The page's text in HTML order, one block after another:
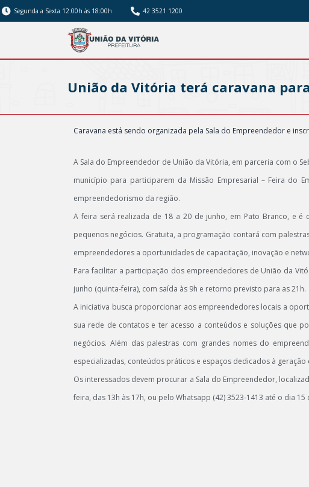
Segunda a Sexta 12:00h às 18:00h 42 3521 1200
União da Vitória terá caravana
Caravana está sendo organizada pela Sala do Empreendedor e
A Sala do Empreendedor de União da Vitória, em parceria com o
município para participarem da Missão Empresarial – Feira do
empreendedorismo da região.
A feira será realizada de 18 a 20 de junho, em Pato Branco, e
pequenos negócios. Gratuita, a programação contará com
empreendedores a oportunidades de capacitação, inovação e
Para facilitar a participação dos empreendedores de União da
junho (quinta-feira), com saída às 9h e retorno previsto para as 21h.
A iniciativa busca proporcionar aos empreendedores locais a
sua rede de contatos e ter acesso a conteúdos e soluções que
negócios. Além das palestras com grandes nomes do
especializadas, conteúdos práticos e espaços dedicados à
Os interessados devem procurar a Sala do Empreendedor,
feira, das 13h às 17h, ou pelo Whatsapp (42) 3523-1413 até o dia